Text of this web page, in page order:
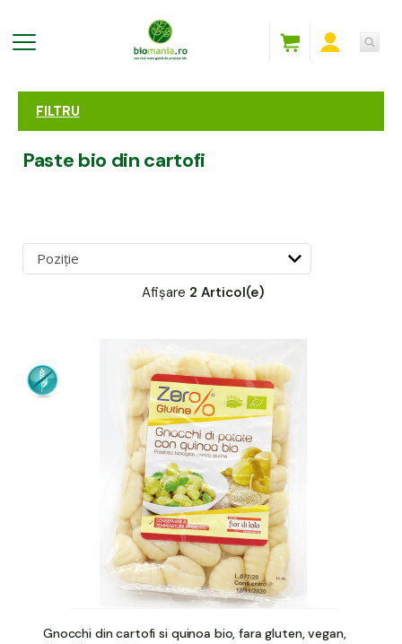
FILTRU
Paste bio din cartofi
Afișare 2 Articol(e)
Gnocchi din cartofi si quinoa bio, fara gluten, vegan,